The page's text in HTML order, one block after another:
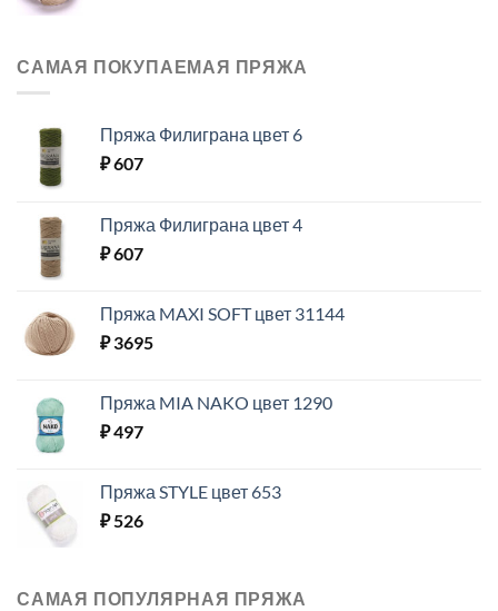
САМАЯ ПОКУПАЕМАЯ ПРЯЖА
Пряжа Филиграна цвет 6
₽607
Пряжа Филиграна цвет 4
₽607
Пряжа MAXI SOFT цвет 31144
₽3695
Пряжа MIA NAKO цвет 1290
₽497
Пряжа STYLE цвет 653
₽526
САМАЯ ПОПУЛЯРНАЯ ПРЯЖА